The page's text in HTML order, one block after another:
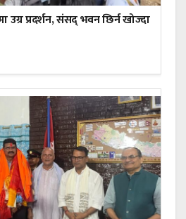
उग्र प्रदर्शन, संसद् भवन छिर्न खोज्दा